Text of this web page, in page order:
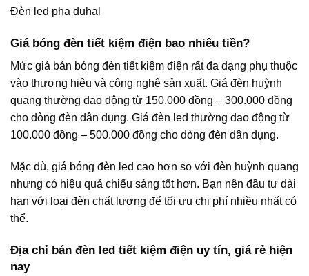
Đèn led pha duhal
Giá bóng đèn tiết kiệm điện bao nhiêu tiền?
Mức giá bán bóng đèn tiết kiệm điện rất đa dạng phụ thuộc
vào thương hiệu và công nghệ sản xuất. Giá đèn huỳnh
quang thường dao động từ 150.000 đồng – 300.000 đồng
cho dòng đèn dân dụng. Giá đèn led thường dao động từ
100.000 đồng – 500.000 đồng cho dòng đèn dân dụng.
Mặc dù, giá bóng đèn led cao hơn so với đèn huỳnh quang
nhưng có hiệu quả chiếu sáng tốt hơn. Bạn nên đầu tư dài
hạn với loại đèn chất lượng để tối ưu chi phí nhiều nhất có
thể.
Địa chỉ bán đèn led tiết kiệm điện uy tín, giá rẻ hiện
nay